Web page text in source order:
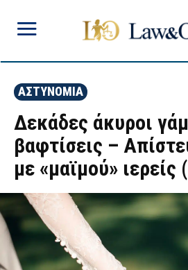
ΑΣΤΥΝΟΜΙΑ
Δεκάδες άκυροι
βαφτίσεις –
με «μαϊμού» ιερείς